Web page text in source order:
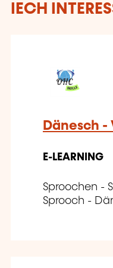
IECH
Dänesch -
E-LEARNING
Sproochen -
Sprooch -